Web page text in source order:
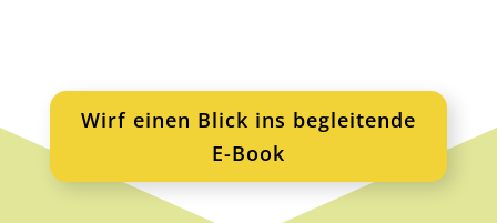
Wirf einen Blick ins begleitende
E-Book